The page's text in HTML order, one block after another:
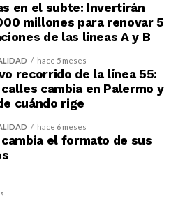
en el subte: Invertirán
millones para renovar 5
de las líneas A y B
hace 5 meses
recorrido de la línea 55:
calles cambia en Palermo y
cuándo rige
hace 6 meses
el formato de sus